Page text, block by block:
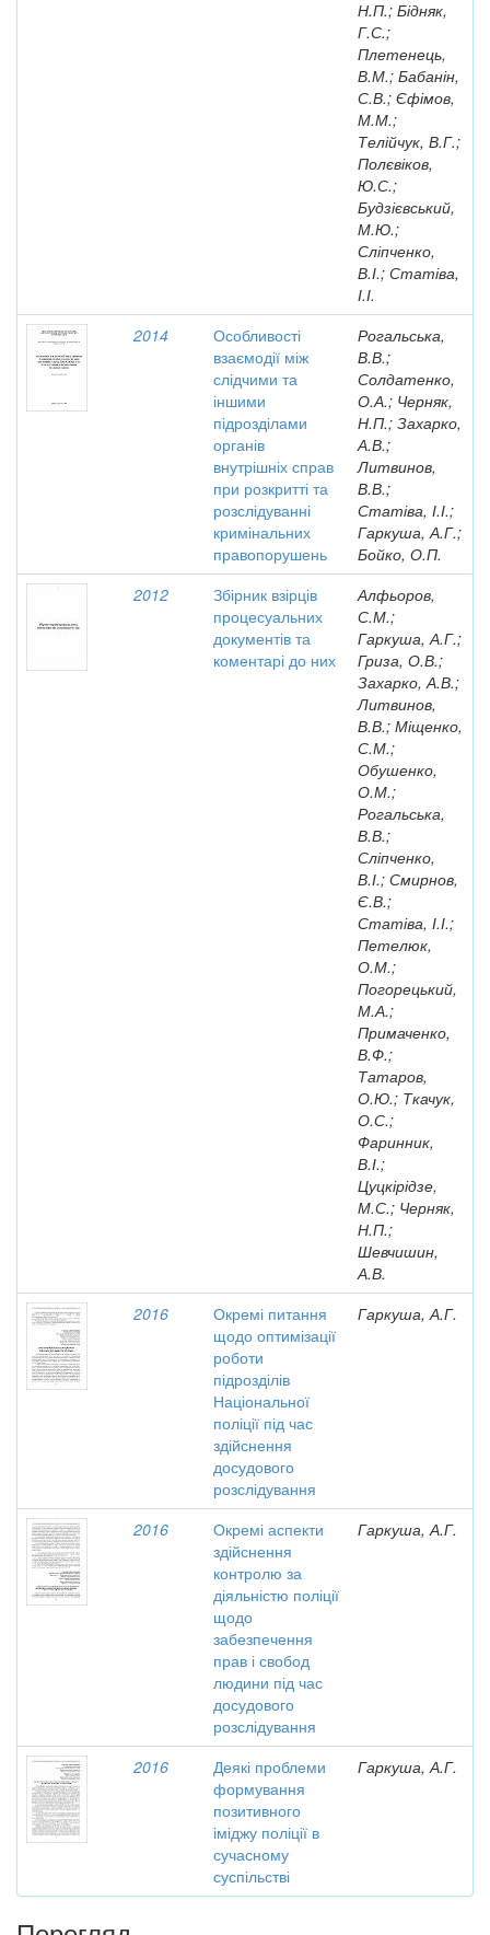
Н.П.; Бідняк,
Г.С.;
Плетенець,
В.М.; Бабанін,
С.В.; Єфімов,
М.М.;
Телійчук, В.Г.;
Полєвіков,
Ю.С.;
Будзієвський,
М.Ю.;
Сліпченко,
В.І.; Статіва,
І.І.
2014
Особливості
взаємодії між
слідчими та
іншими
підрозділами
органів
внутрішніх справ
при розкритті та
розслідуванні
кримінальних
правопорушень
Рогальська,
В.В.;
Солдатенко,
О.А.; Черняк,
Н.П.; Захарко,
А.В.;
Литвинов,
В.В.;
Статіва, І.І.;
Гаркуша, А.Г.;
Бойко, О.П.
2012
Збірник взірців
процесуальних
документів та
коментарі до них
Алфьоров,
С.М.;
Гаркуша, А.Г.;
Гриза, О.В.;
Захарко, А.В.;
Литвинов,
В.В.; Міщенко,
С.М.;
Обушенко,
О.М.;
Рогальська,
В.В.;
Сліпченко,
В.І.; Смирнов,
Є.В.;
Статіва, І.І.;
Петелюк,
О.М.;
Погорецький,
М.А.;
Примаченко,
В.Ф.;
Татаров,
О.Ю.; Ткачук,
О.С.;
Фаринник,
В.І.;
Цуцкірідзе,
М.С.; Черняк,
Н.П.;
Шевчишин,
А.В.
2016
Окремі питання
щодо оптимізації
роботи
підрозділів
Національної
поліції під час
здійснення
досудового
розслідування
Гаркуша, А.Г.
2016
Окремі аспекти
здійснення
контролю за
діяльністю поліції
щодо
забезпечення
прав і свобод
людини під час
досудового
розслідування
Гаркуша, А.Г.
2016
Деякі проблеми
формування
позитивного
іміджу поліції в
сучасному
суспільстві
Гаркуша, А.Г.